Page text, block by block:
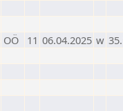
OÖ 11 06.04.2025 w